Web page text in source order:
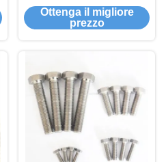
di essere utilizzato per
la fabbricazione di
Ottenga il migliore
prezzo